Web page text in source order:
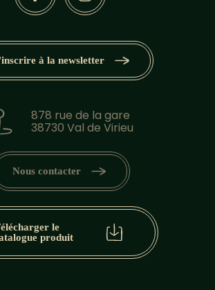
878 rue de la gare
38730 Val de Virieu
Nous contacter
à la newsletter
le
produit